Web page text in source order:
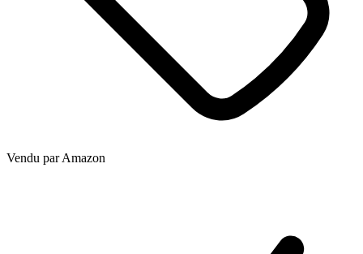
Vendu parAmazon